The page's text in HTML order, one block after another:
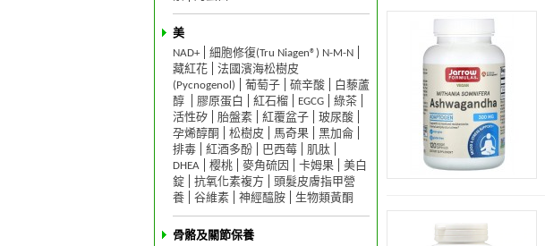
美
NAD+
細胞修復(Tru Niagen®) N-M-N
藏紅花
法國濱海松樹皮
(Pycnogenol)
葡萄子 硫辛酸
白藜蘆
醇
膠原蛋白 紅石榴 EGCG
綠茶
活性矽
胎盤素 紅覆盆子
玻尿酸
孕烯醇酮
松樹皮 馬奇果
黑加侖
排毒
紅酒多酚 巴西莓
肌肽
DHEA
樱桃 麥角硫因 卡姆果
美白
錠
抗氧化素複方
頭髮皮膚指甲營
養
谷維素 神經醯胺 生物類黃酮
骨骼及關節保養